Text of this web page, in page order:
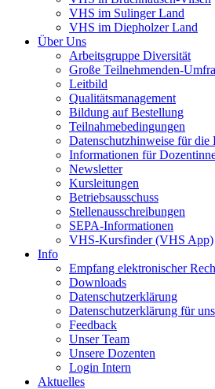
VHS im Sulinger Land
VHS im Diepholzer Land
Über Uns
Arbeitsgruppe Diversität
Große Teilnehmenden-
Leitbild
Qualitätsmanagement
Bildung auf Bestellung
Teilnahmebedingungen
Datenschutzhinweise für die
Informationen für
Newsletter
Kursleitungen
Betriebsausschuss
Stellenausschreibungen
SEPA-Informationen
VHS-Kursfinder (VHS App)
Info
Empfang elektronischer
Downloads
Datenschutzerklärung
Datenschutzerklärung für
Feedback
Unser Team
Unsere Dozenten
Login Intern
Aktuelles